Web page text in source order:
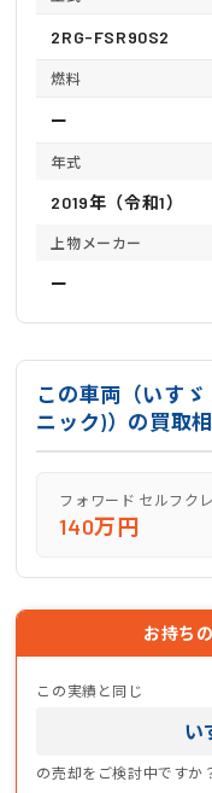
2RG-FSR90S2
燃料
ー
年式
2019年（令和1）
上物メーカー
ー
この車両（いす
ニック)）の買取
フォワード セルフク
140万円
お持ち
この実績と同じ
い
の売却をご検討中ですか